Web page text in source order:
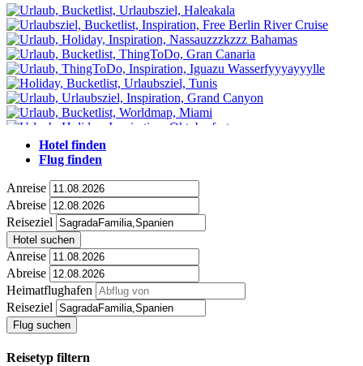
Hotel finden
Flug finden
Anreise
Abreise
Reiseziel
Hotel suchen
Anreise
Abreise
Heimatflughafen
Reiseziel
Flug suchen
Reisetyp filtern